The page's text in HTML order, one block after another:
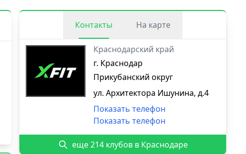
Контакты На карте
Краснодарский край
г. Краснодар
Прикубанский округ
ул. Архитектора Ишунина, д.4
Показать телефон
Показать телефон
еще 214 клубов в Краснодаре